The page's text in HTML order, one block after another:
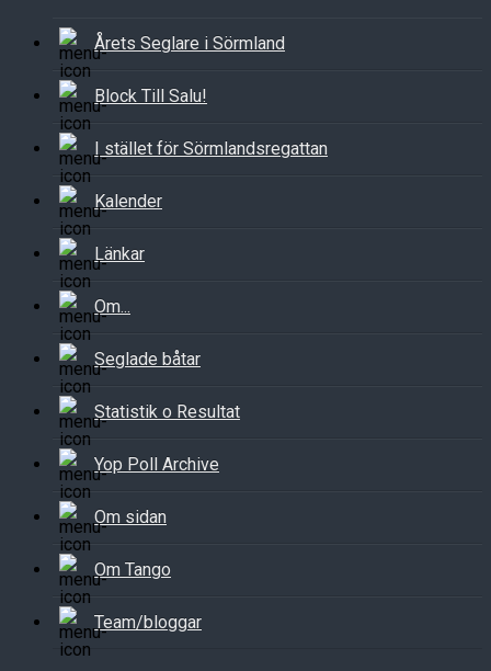
Årets Seglare i Sörmland
Block Till Salu!
I stället för Sörmlandsregattan
Kalender
Länkar
Om...
Seglade båtar
Statistik o Resultat
Yop Poll Archive
Om sidan
Om Tango
Team/bloggar